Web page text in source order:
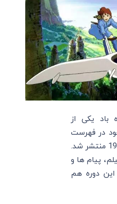
باد یکی از
در فهرست
امروز ماست که در سال 1984 منتشر شد.
پیام ها و
دوره هم